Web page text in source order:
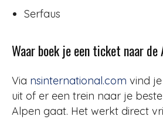
Serfaus
Waar boek je een ticket naar de
Via nsinternational.com vind
uit of er een trein naar je
Alpen gaat. Het werkt direct